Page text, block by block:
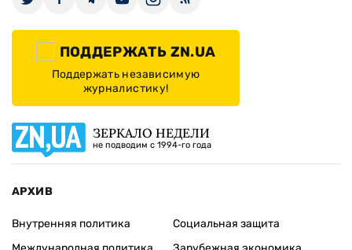
ПОДДЕРЖАТЬ ZN.UA
Поддержать независимую
журналистику!
ЗЕРКАЛО НЕДЕЛИ
не подводим с 1994-го года
АРХИВ
Внутренняя политика
Социальная защита